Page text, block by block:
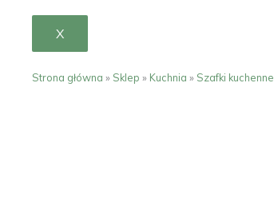
X
Strona główna » Sklep » Kuchnia » Szafki kuchenne